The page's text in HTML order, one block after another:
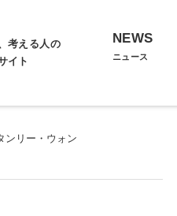
考える人の
イト
NEWS
ニュース
ンリー・ウォン